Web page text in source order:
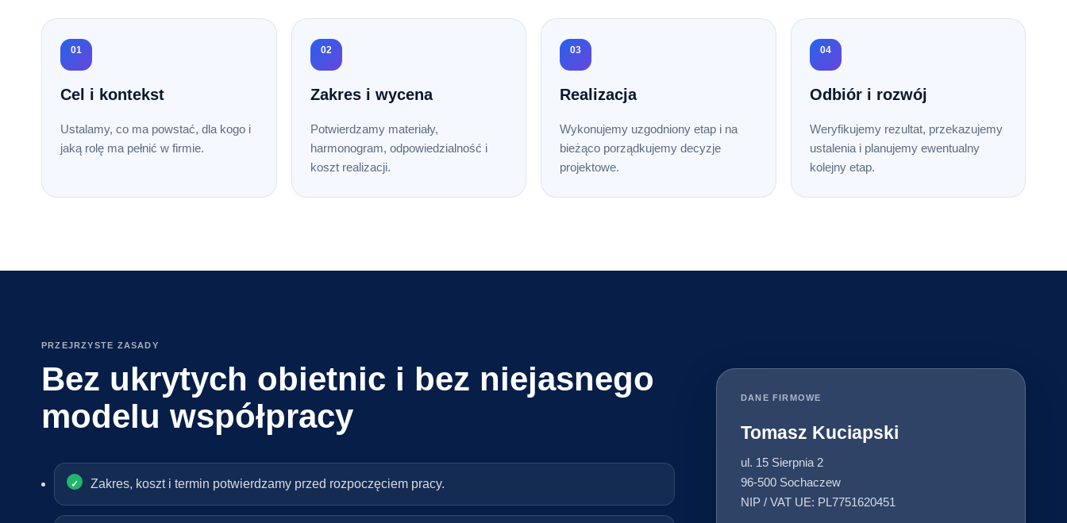
01
Cel i kontekst
Ustalamy, co ma powstać, dla kogo i
jaką rolę ma pełnić w firmie.
02
Zakres i wycena
Potwierdzamy materiały,
harmonogram, odpowiedzialność i
koszt realizacji.
03
Realizacja
Wykonujemy uzgodniony etap i na
bieżąco porządkujemy decyzje
projektowe.
04
Odbiór i rozwój
Weryfikujemy rezultat, przekazujemy
ustalenia i planujemy ewentualny
kolejny etap.
PRZEJRZYSTE ZASADY
Bez ukrytych obietnic i bez niejasnego
modelu współpracy
Zakres, koszt i termin potwierdzamy przed rozpoczęciem pracy.
DANE FIRMOWE
Tomasz Kuciapski
ul. 15 Sierpnia 2
96-500 Sochaczew
NIP / VAT UE: PL7751620451